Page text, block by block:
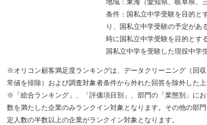
地域：東海（愛知県、岐阜県、
条件：国私立中学受験を目的と
り、国私立中学受験の予定があ
時に国私立中学受験を目的とす
国私立中学を受験した現役中学
※オリコン顧客満足度ランキングは、データクリーニング（回
常値を排除）および調査対象者条件から外れた回答を除外した上
※「総合ランキング」、「評価項目別」、部門の「業態別」に
数を満たした企業のみランクイン対象となります。その他の部
定人数の半数以上の企業がランクイン対象となります。